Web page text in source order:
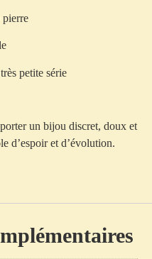
pierre
petite série
un bijou discret, doux et
d’espoir et d’évolution.